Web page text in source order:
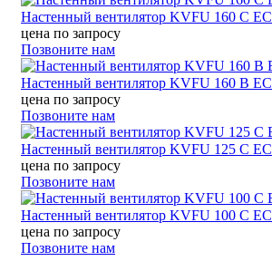
Настенный вентилятор KVFU 160 C EC
цена по запросу
Позвоните нам
Настенный вентилятор KVFU 160 B EC
цена по запросу
Позвоните нам
Настенный вентилятор KVFU 125 C EC
цена по запросу
Позвоните нам
Настенный вентилятор KVFU 100 C EC
цена по запросу
Позвоните нам